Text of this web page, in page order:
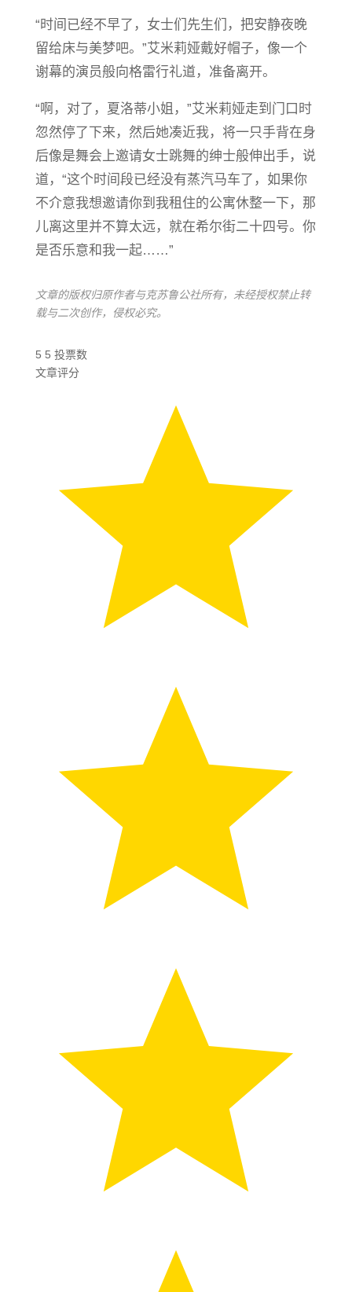
“时间已经不早了，女士们先生们，把安静夜晚
留给床与美梦吧。”艾米莉娅戴好帽子，像一个
谢幕的演员般向格雷行礼道，准备离开。
“啊，对了，夏洛蒂小姐，”艾米莉娅走到门口时
忽然停了下来，然后她凑近我，将一只手背在身
后像是舞会上邀请女士跳舞的绅士般伸出手，说
道，“这个时间段已经没有蒸汽马车了，如果你
不介意我想邀请你到我租住的公寓休整一下，那
儿离这里并不算太远，就在希尔街二十四号。你
是否乐意和我一起……”
文章的版权归原作者与克苏鲁公社所有，未经授权禁止转
载与二次创作，侵权必究。
5 5 投票数
文章评分